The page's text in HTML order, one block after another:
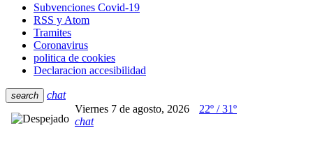
Subvenciones Covid-19
RSS y Atom
Tramites
Coronavirus
politica de cookies
Declaracion accesibilidad
search
chat
Viernes 7 de agosto, 2026
22º / 31º
chat